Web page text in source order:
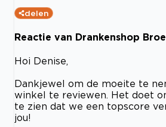
delen
Reactie van Drankenshop
Hoi Denise,
Dankjewel om de moeite te
winkel te reviewen. Het doet
te zien dat we een topscore
jou!